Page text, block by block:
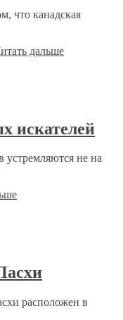
что канадская
дальше
искателей
устремляются не на
расположен в